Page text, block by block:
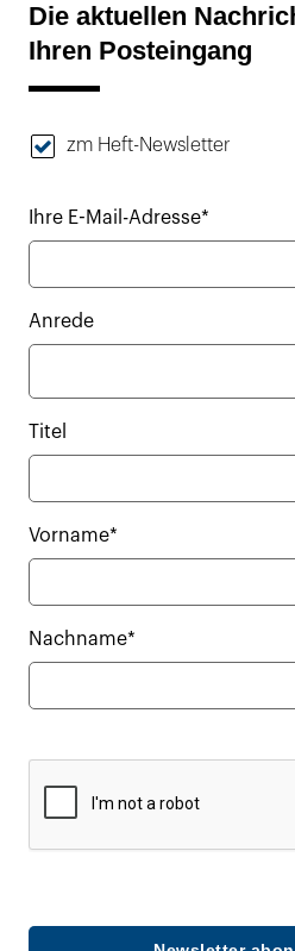
Die aktuellen
Ihren Posteingang
zm Heft-Newsletter
Ihre E-Mail-Adresse*
Anrede
Titel
Vorname*
Nachname*